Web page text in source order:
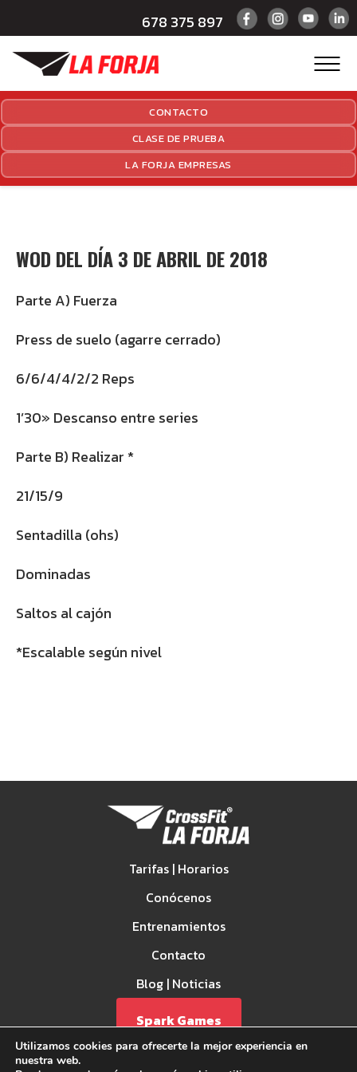
678 375 897
CONTACTO
CLASE DE PRUEBA
LA FORJA EMPRESAS
WOD DEL DÍA 3 DE ABRIL DE 2018
Parte A) Fuerza
Press de suelo (agarre cerrado)
6/6/4/4/2/2 Reps
1’30» Descanso entre series
Parte B) Realizar *
21/15/9
Sentadilla (ohs)
Dominadas
Saltos al cajón
*Escalable según nivel
Tarifas | Horarios
Conócenos
Entrenamientos
Contacto
Blog | Noticias
Spark Games
Utilizamos cookies para ofrecerte la mejor experiencia en
nuestra web.